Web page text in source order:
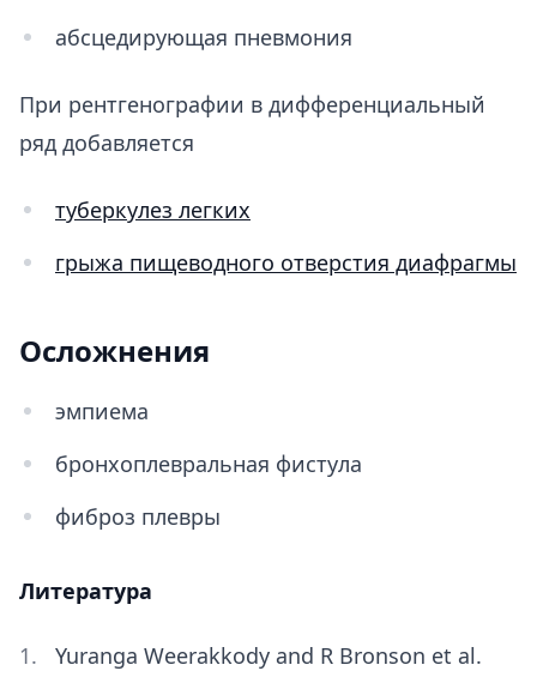
абсцедирующая пневмония
При рентгенографии в дифференциальный
ряд добавляется
туберкулез легких
грыжа пищеводного отверстия диафрагмы
Осложнения
эмпиема
бронхоплевральная фистула
фиброз плевры
Литература
Yuranga Weerakkody and R Bronson et al.